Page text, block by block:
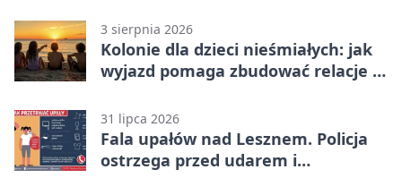
3 sierpnia 2026
Kolonie dla dzieci nieśmiałych: jak
wyjazd pomaga zbudować relacje z
31 lipca 2026
Fala upałów nad Lesznem. Policja
ostrzega przed udarem i